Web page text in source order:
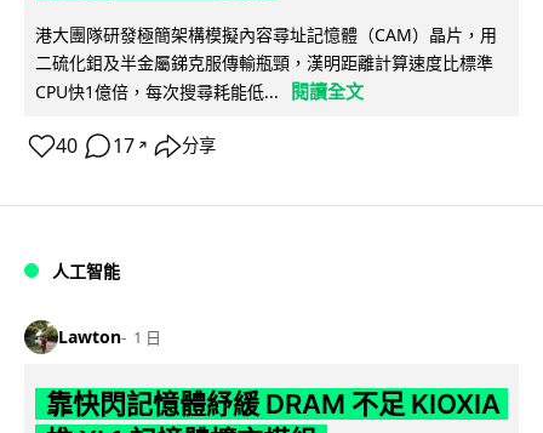
港大團隊研發極簡架構模擬內容尋址記憶體（CAM）晶片，用
二硫化鉬及半金屬銻克服傳輸瓶頸，漢明距離計算速度比標準
CPU快1億倍，每次搜尋耗能低...
閱讀全文
40 17 ↗ 分享
人工智能
Lawton 1 日
靠快閃記憶體紓緩 DRAM 不足 KIOXIA